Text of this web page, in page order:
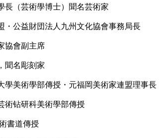
（芸術學博士）聞名芸術家
公益財団法人九州文化協會事務局長
會副主席
聞名彫刻家
美術學部傳授・元福岡美術家連盟理事長
钻研科美術學部傳授
書道傳授